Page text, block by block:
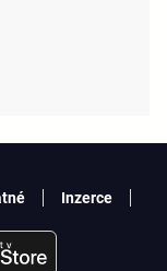
Inzerce